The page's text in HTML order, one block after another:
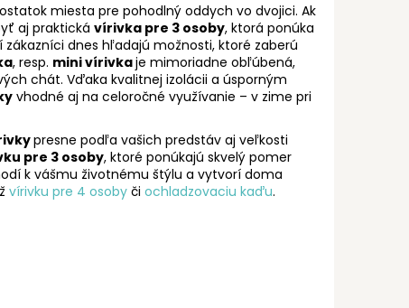
miesta pre pohodlný oddych vo dvojici. Ak
aj praktická vírivka pre 3 osoby, ktorá ponúka
dnes hľadajú možnosti, ktoré zaberú
, resp. mini vírivkaje mimoriadne obľúbená,
chát. Vďaka kvalitnej izolácii a úsporným
vhodné aj na celoročné využívanie – v zime pri
presne podľa vašich predstáv aj veľkosti
pre 3 osoby, ktoré ponúkajú skvelý pomer
k vášmu životnému štýlu a vytvorí doma
vírivku pre 4 osoby či ochladzovaciu kaďu.